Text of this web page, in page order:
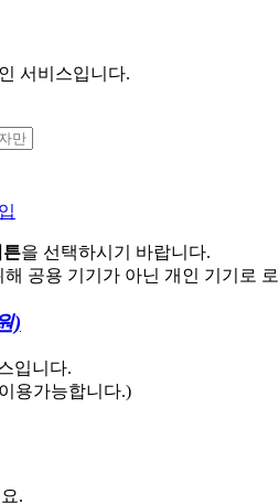
서비스입니다.
튼을 선택하시기 바랍니다.
공용 기기가 아닌 개인 기기로
)
입니다.
이용가능합니다.)
.